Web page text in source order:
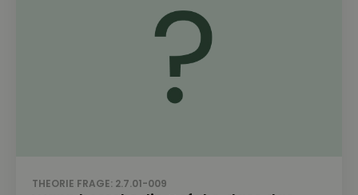
THEORIE FRAGE: 2.7.01-009